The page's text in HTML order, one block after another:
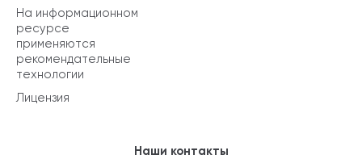
На информационном
ресурсе
применяются
рекомендательные
технологии
Лицензия
Наши контакты